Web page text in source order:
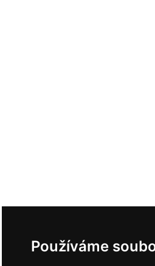
Používáme